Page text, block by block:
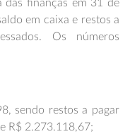
das finanças em 31 de
em caixa e restos a
Os números
sendo restos a pagar
R$ 2.273.118,67;